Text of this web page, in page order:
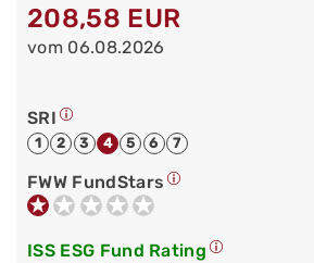
208,58 EUR
vom 06.08.2026
SRI
1 2 3 4 5 6 7
FWW FundStars
ISS ESG Fund Rating